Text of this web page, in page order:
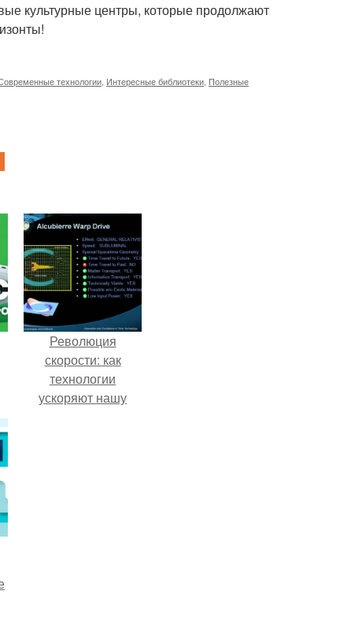
культурные центры, которые продолжают
технологии Интересные библиотеки Полезные
Революция
скорости: как
технологии
ускоряют нашу